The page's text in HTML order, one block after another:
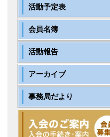
活動予定表
会員名簿
活動報告
アーカイブ
事務局だより